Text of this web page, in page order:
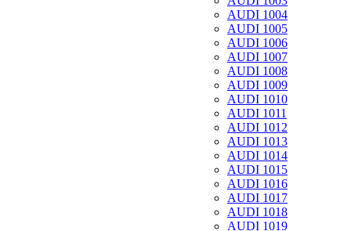
AUDI 1004
AUDI 1005
AUDI 1006
AUDI 1007
AUDI 1008
AUDI 1009
AUDI 1010
AUDI 1011
AUDI 1012
AUDI 1013
AUDI 1014
AUDI 1015
AUDI 1016
AUDI 1017
AUDI 1018
AUDI 1019